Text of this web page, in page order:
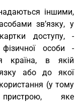
іншими,
зв’язку, у
доступу, -
особи -
країна, в якій
або до якої
(у тому
пристрою, яке